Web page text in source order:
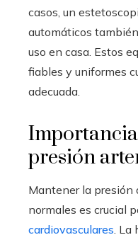
casos, un
automáticos
uso en casa. Estos
fiables y uniformes
adecuada.
presión
Mantener la presión
normales es crucial
cardiovasculares .